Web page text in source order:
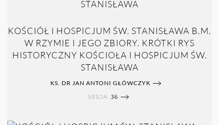
KOŚCIÓŁ I HOSPICJUM ŚW. STANISŁAWA B.M.
W RZYMIE I JEGO ZBIORY. KRÓTKI RYS
HISTORYCZNY KOŚCIOŁA I HOSPICJUM ŚW.
STANISŁAWA
KS. DR JAN ANTONI GŁÓWCZYK
SESJA: 36